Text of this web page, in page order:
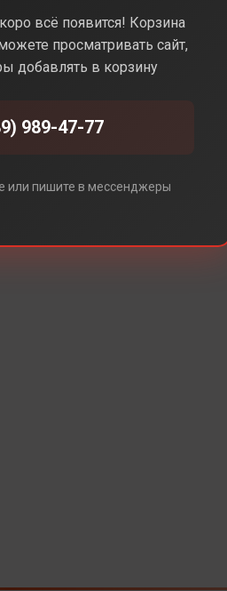
всё появится! Корзина
просматривать сайт,
добавлять в корзину
989-47-77
или пишите в мессенджеры